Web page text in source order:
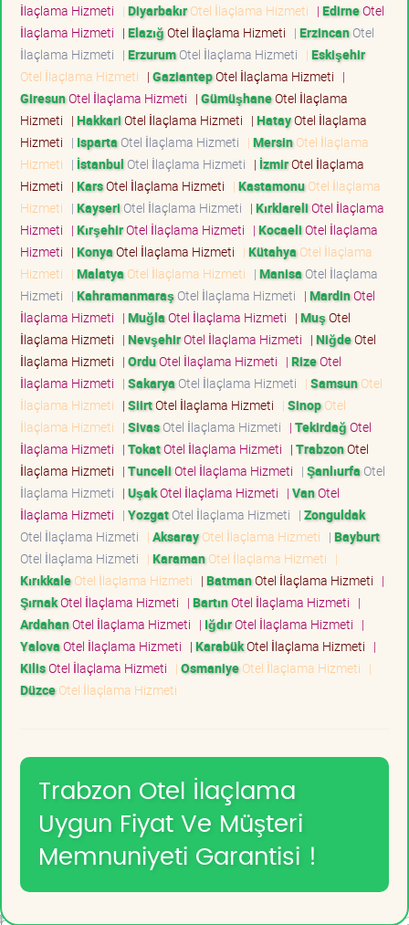
İlaçlama Hizmeti | DiyarbakırOtel İlaçlama Hizmeti | EdirneOtel
İlaçlama Hizmeti | ElazığOtel İlaçlama Hizmeti | ErzincanOtel
İlaçlama Hizmeti | ErzurumOtel İlaçlama Hizmeti | Eskişehir
Otel İlaçlama Hizmeti | GaziantepOtel İlaçlama Hizmeti |
GiresunOtel İlaçlama Hizmeti | GümüşhaneOtel İlaçlama
Hizmeti | HakkariOtel İlaçlama Hizmeti | HatayOtel İlaçlama
Hizmeti | Isparta Otel İlaçlama Hizmeti | MersinOtel İlaçlama
Hizmeti | İstanbul Otel İlaçlama Hizmeti | İzmirOtel İlaçlama
Hizmeti | KarsOtel İlaçlama Hizmeti | KastamonuOtel İlaçlama
Hizmeti | Kayseri Otel İlaçlama Hizmeti | KırklareliOtel İlaçlama
Hizmeti | KırşehirOtel İlaçlama Hizmeti | KocaeliOtel İlaçlama
Hizmeti | KonyaOtel İlaçlama Hizmeti | Kütahya Otel İlaçlama
Hizmeti | Malatya Otel İlaçlama Hizmeti | Manisa Otel İlaçlama
Hizmeti | Kahramanmaraş Otel İlaçlama Hizmeti | MardinOtel
İlaçlama Hizmeti | MuğlaOtel İlaçlama Hizmeti | MuşOtel
İlaçlama Hizmeti | NevşehirOtel İlaçlama Hizmeti | NiğdeOtel
İlaçlama Hizmeti | OrduOtel İlaçlama Hizmeti | RizeOtel
İlaçlama Hizmeti | Sakarya Otel İlaçlama Hizmeti | SamsunOtel
İlaçlama Hizmeti | SiirtOtel İlaçlama Hizmeti | SinopOtel
İlaçlama Hizmeti | SivasOtel İlaçlama Hizmeti | TekirdağOtel
İlaçlama Hizmeti | TokatOtel İlaçlama Hizmeti | TrabzonOtel
İlaçlama Hizmeti | TunceliOtel İlaçlama Hizmeti | Şanlıurfa Otel
İlaçlama Hizmeti | UşakOtel İlaçlama Hizmeti | VanOtel
İlaçlama Hizmeti | YozgatOtel İlaçlama Hizmeti | Zonguldak
Otel İlaçlama Hizmeti | AksarayOtel İlaçlama Hizmeti | Bayburt
Otel İlaçlama Hizmeti | KaramanOtel İlaçlama Hizmeti |
KırıkkaleOtel İlaçlama Hizmeti | BatmanOtel İlaçlama Hizmeti |
ŞırnakOtel İlaçlama Hizmeti | BartınOtel İlaçlama Hizmeti |
ArdahanOtel İlaçlama Hizmeti | IğdırOtel İlaçlama Hizmeti |
YalovaOtel İlaçlama Hizmeti | KarabükOtel İlaçlama Hizmeti |
KilisOtel İlaçlama Hizmeti | OsmaniyeOtel İlaçlama Hizmeti |
DüzceOtel İlaçlama Hizmeti
Trabzon Otel İlaçlama
Uygun Fiyat Ve Müşteri
Memnuniyeti Garantisi !